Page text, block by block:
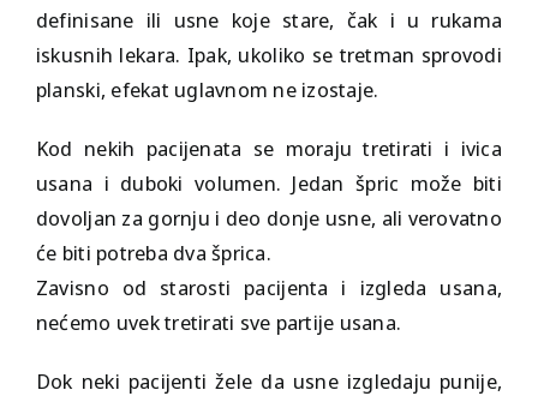
definisane ili usne koje stare, čak i u rukama
iskusnih lekara. Ipak, ukoliko se tretman sprovodi
planski, efekat uglavnom ne izostaje.
Kod nekih pacijenata se moraju tretirati i ivica
usana i duboki volumen. Jedan špric može biti
dovoljan za gornju i deo donje usne, ali verovatno
će biti potreba dva šprica.
Zavisno od starosti pacijenta i izgleda usana,
nećemo uvek tretirati sve partije usana.
Dok neki pacijenti žele da usne izgledaju punije,